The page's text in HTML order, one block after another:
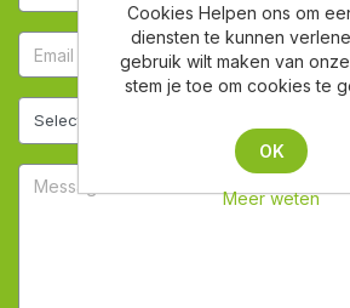
Cookies Helpen ons om
diensten te kunnen
gebruik wilt maken van
stem je toe om cookies te
OK
Meer weten